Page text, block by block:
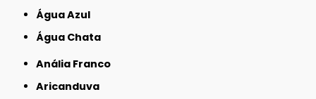
Água Azul
Água Chata
Anália Franco
Aricanduva